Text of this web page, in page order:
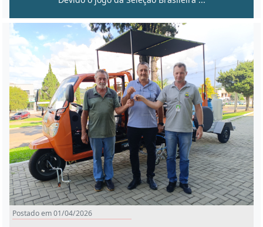
Postado em 01/04/2026